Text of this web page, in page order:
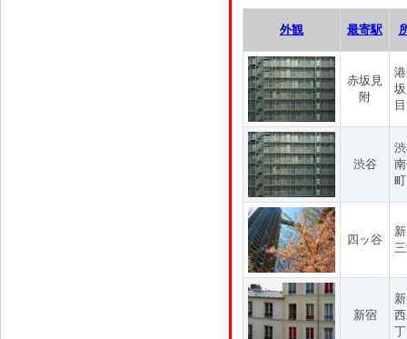
外観 最寄駅
赤坂見
附
目
渋谷
四ッ谷
新宿